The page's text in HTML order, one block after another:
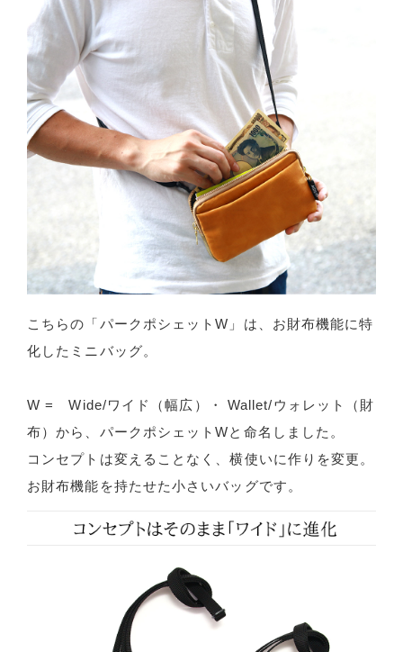
こちらの「パークポシェットW」は、お財布機能に特
化したミニバッグ。
W = Wide/ワイド（幅広）・ Wallet/ウォレット（財
布）から、パークポシェットWと命名しました。
コンセプトは変えることなく、横使いに作りを変更。
お財布機能を持たせた小さいバッグです。